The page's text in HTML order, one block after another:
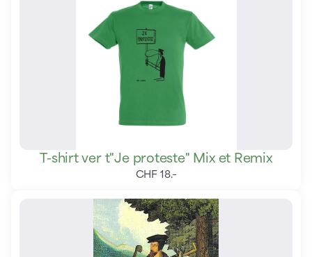
T-shirt ver t"Je proteste" Mix et Remix
CHF 18.–